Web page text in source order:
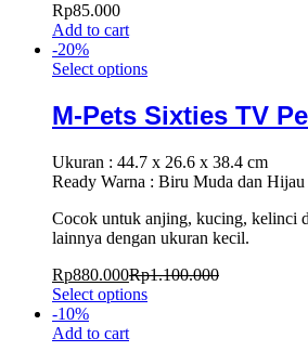
Rp85.000
Add to cart
-20%
Select options
M-Pets Sixties TV
Ukuran : 44.7 x 26.6 x 38.4 cm
Ready Warna : Biru Muda dan
Cocok untuk anjing, kucing, kelinci
lainnya dengan ukuran kecil.
Rp880.000Rp1.100.000
Select options
-10%
Add to cart